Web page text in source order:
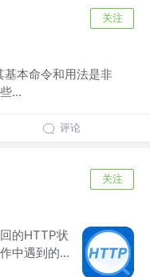
关注
本命令和用法是非
...
评论
关注
的HTTP状
中遇到的...